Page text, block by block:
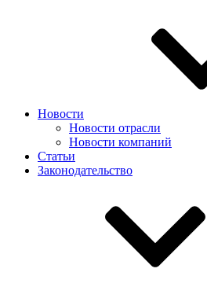
Новости
Новости отрасли
Новости компаний
Статьи
Законодательство